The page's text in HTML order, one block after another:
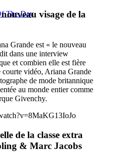
The Day visage de la
Grande est « le nouveau
dans une interview
et combien elle est fière
courte vidéo, Ariana Grande
de mode britannique
au monde entier comme
Givenchy.
de la classe extra
& Marc Jacobs